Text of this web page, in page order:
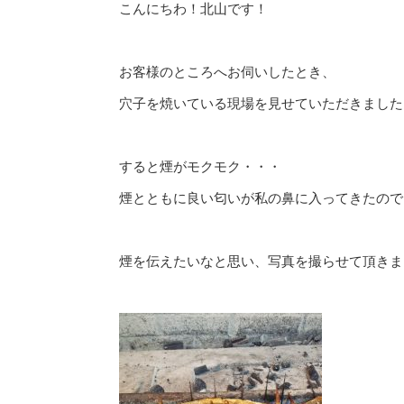
こんにちわ！北山です！
お客様のところへお伺いしたとき、
穴子を焼いている現場を見せていただきました
すると煙がモクモク・・・
煙とともに良い匂いが私の鼻に入ってきたので
煙を伝えたいなと思い、写真を撮らせて頂きま